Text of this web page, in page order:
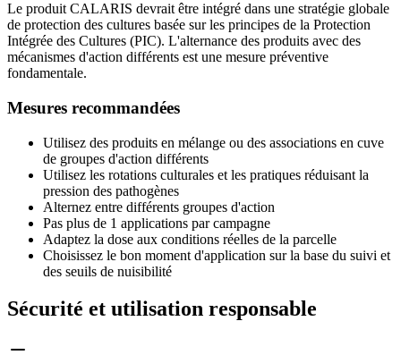
Le produit CALARIS devrait être intégré dans une stratégie globale
de protection des cultures basée sur les principes de la Protection
Intégrée des Cultures (PIC). L'alternance des produits avec des
mécanismes d'action différents est une mesure préventive
fondamentale.
Mesures recommandées
Utilisez des produits en mélange ou des associations en cuve
de groupes d'action différents
Utilisez les rotations culturales et les pratiques réduisant la
pression des pathogènes
Alternez entre différents groupes d'action
Pas plus de 1 applications par campagne
Adaptez la dose aux conditions réelles de la parcelle
Choisissez le bon moment d'application sur la base du suivi et
des seuils de nuisibilité
Sécurité et utilisation responsable